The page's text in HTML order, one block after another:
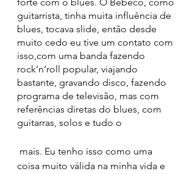
guitarrista, tinha muita influência de
blues, tocava slide, então desde
muito cedo eu tive um contato com
isso,com uma banda fazendo
rock’n’roll popular, viajando
bastante, gravando disco, fazendo
programa de televisão, mas com
referências diretas do blues, com
guitarras, solos e tudo o
coisa muito válida na minha vida e